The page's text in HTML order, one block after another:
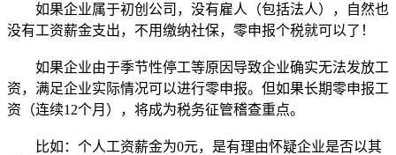
如果企业属于初创公司，没有雇人（包括法人），自然也
没有工资薪金支出，不用缴纳社保，零申报个税就可以了！
如果企业由于季节性停工等原因导致企业确实无法发放工
资，满足企业实际情况可以进行零申报。但如果长期零申报工
资（连续12个月），将成为税务征管稽查重点。
比如：个人工资薪金为0元，是有理由怀疑企业是否以其